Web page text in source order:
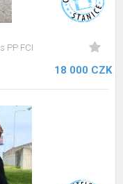
s PP FCI
18 000 CZK